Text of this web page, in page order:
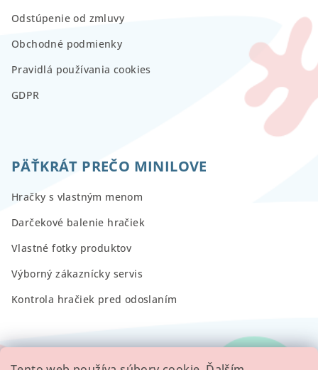
Odstúpenie od zmluvy
Obchodné podmienky
Pravidlá používania cookies
GDPR
PÄŤKRÁT PREČO MINILOVE
Hračky s vlastným menom
Darčekové balenie hračiek
Vlastné fotky produktov
Výborný zákaznícky servis
Kontrola hračiek pred odoslaním